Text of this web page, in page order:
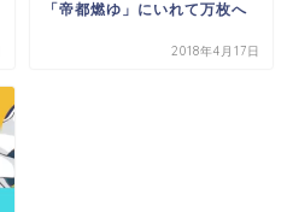
「帝都燃ゆ」にいれて万枚へ
2018年4月17日